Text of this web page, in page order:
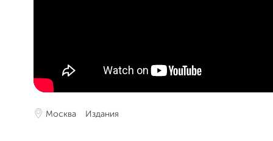
Москва Издания